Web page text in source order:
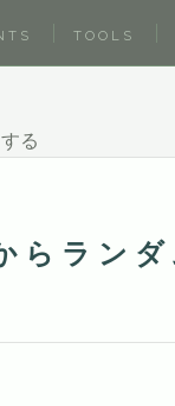
TOOLS
る
ランダ